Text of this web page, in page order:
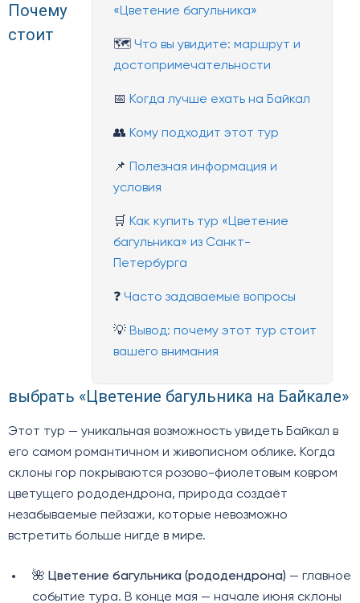
«Цветение багульника»
🗺️ Что вы увидите: маршрут и
достопримечательности
📅 Когда лучше ехать на Байкал
👥 Кому подходит этот тур
📌
Полезная информация и
условия
🛒 Как купить тур «Цветение
багульника» из Санкт-
Петербурга
❓ Часто задаваемые вопросы
💡 Вывод: почему этот тур стоит
вашего внимания
Почему
стоит
выбрать «Цветение багульника на Байкале»
Этот тур — уникальная возможность увидеть Байкал в
его самом романтичном и живописном облике. Когда
склоны гор покрываются розово-фиолетовым ковром
цветущего рододендрона, природа создаёт
незабываемые пейзажи, которые невозможно
встретить больше нигде в мире.
🌺 Цветение багульника (рододендрона) — главное
событие тура. В конце мая — начале июня склоны